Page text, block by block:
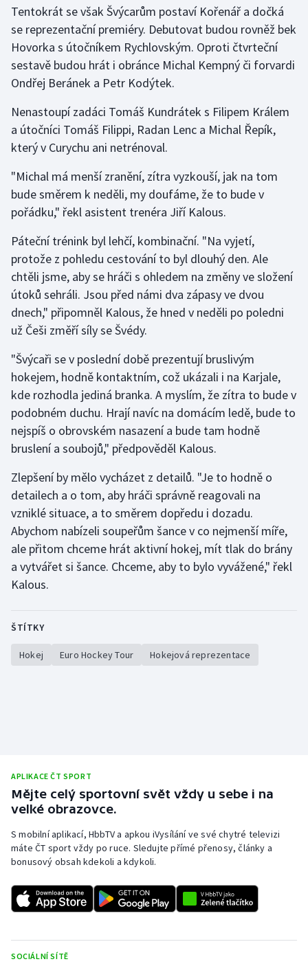
Stolní tenis
Triatlon
Veslování
Vodní slalom
Volejbal
Ostatní
Tentokrát se však Švýcarům postaví Kořenář a dočká
se reprezentační premiéry. Debutovat budou rovněž bek
Hovorka s útočníkem Rychlovským. Oproti čtvrteční
sestavě budou hrát i obránce Michal Kempný či forvardi
Ondřej Beránek a Petr Kodýtek.
Nenastoupí zadáci Tomáš Kundrátek s Filipem Králem
a útočníci Tomáš Filippi, Radan Lenc a Michal Řepík,
který v Curychu ani netrénoval.
"Michal má menší zranění, zítra vyzkouší, jak na tom
bude směrem k neděli, my doufáme, že to bude v
pořádku," řekl asistent trenéra Jiří Kalous.
Páteční trénink byl lehčí, kombinační. "Na vyjetí,
protože z pohledu cestování to byl dlouhý den. Ale
chtěli jsme, aby se hráči s ohledem na změny ve složení
útoků sehráli. Jsou před námi dva zápasy ve dvou
dnech," připomněl Kalous, že hned v neděli po poledni
už Češi změří síly se Švédy.
"Švýcaři se v poslední době prezentují bruslivým
hokejem, hodně kontaktním, což ukázali i na Karjale,
kde rozhodla jediná branka. A myslím, že zítra to bude v
podobném duchu. Hrají navíc na domácím ledě, bude to
nejspíš o obrovském nasazení a bude tam hodně
bruslení a soubojů," předpověděl Kalous.
Zlepšení by mělo vycházet z detailů. "Je to hodně o
detailech a o tom, aby hráči správně reagovali na
vzniklé situace, a to směrem dopředu i dozadu.
Abychom nabízeli soupeřům šance v co nejmenší míře,
ale přitom chceme hrát aktivní hokej, mít tlak do brány
a vytvářet si šance. Chceme, aby to bylo vyvážené," řekl
Kalous.
ŠTÍTKY
Hokej Euro Hockey Tour Hokejová reprezentace
APLIKACE ČT SPORT
Mějte celý sportovní svět vždy u sebe i na
velké obrazovce.
S mobilní aplikací, HbbTV a apkou iVysílání ve své chytré televizi
máte ČT sport vždy po ruce. Sledujte přímé přenosy, články a
bonusový obsah kdekoli a kdykoli.
SOCIÁLNÍ SÍTĚ